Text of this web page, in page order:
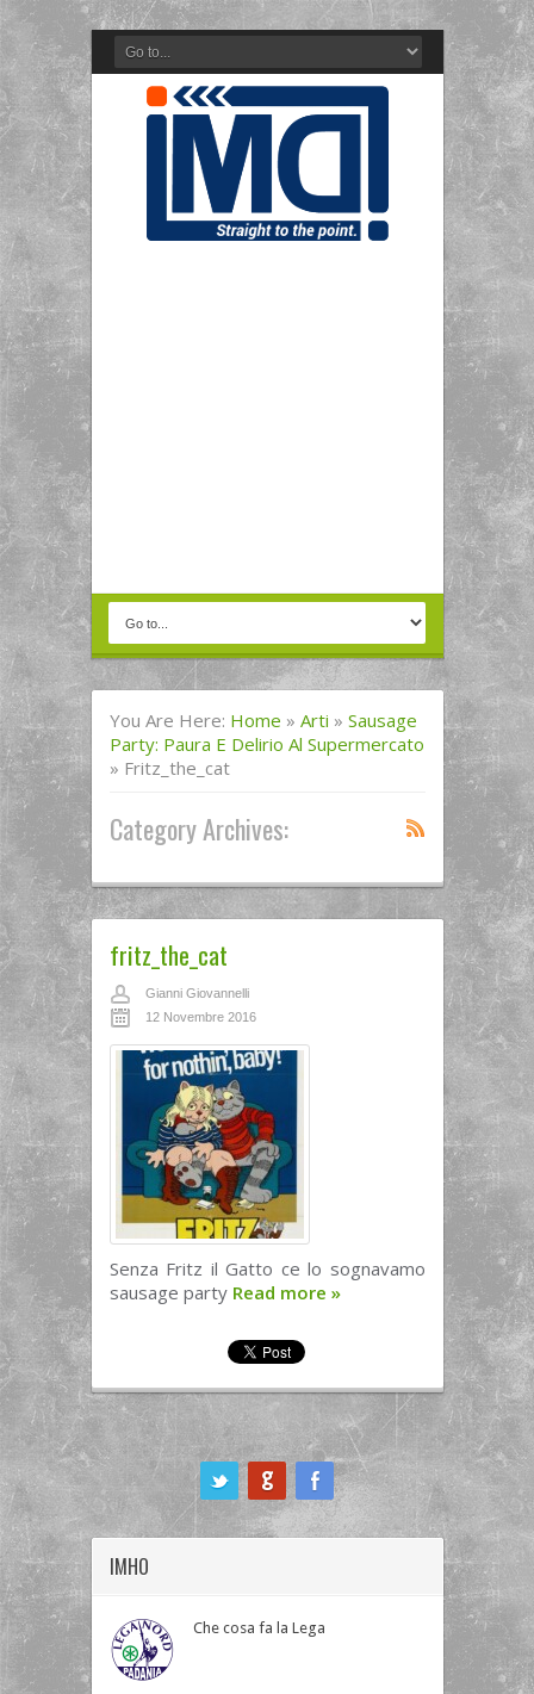
You Are Here: Home » Arti » Sausage
Party: Paura E Delirio Al Supermercato
» Fritz_the_cat
Category Archives:
fritz_the_cat
Gianni Giovannelli
12 Novembre 2016
Senza Fritz il Gatto ce lo sognavamo
sausage party Read more »
IMHO
Che cosa fa la Lega